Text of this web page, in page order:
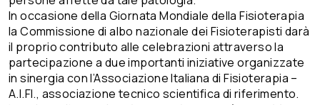
In occasione della Giornata Mondiale della Fisioterapia
la Commissione di albo nazionale dei Fisioterapisti darà
il proprio contributo alle celebrazioni attraverso la
partecipazione a due importanti iniziative organizzate
in sinergia con l’Associazione Italiana di Fisioterapia –
A.I.FI., associazione tecnico scientifica di riferimento.